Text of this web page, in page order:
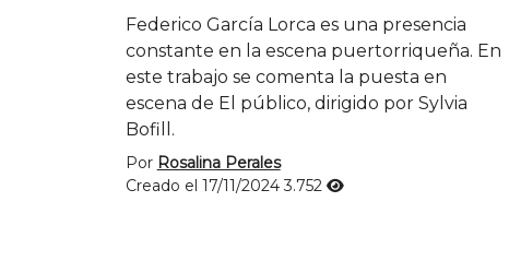
Federico García Lorca es una presencia
constante en la escena puertorriqueña. En
este trabajo se comenta la puesta en
escena de El público, dirigido por Sylvia
Bofill.
Por Rosalina Perales
Creado el 17/11/20243.752